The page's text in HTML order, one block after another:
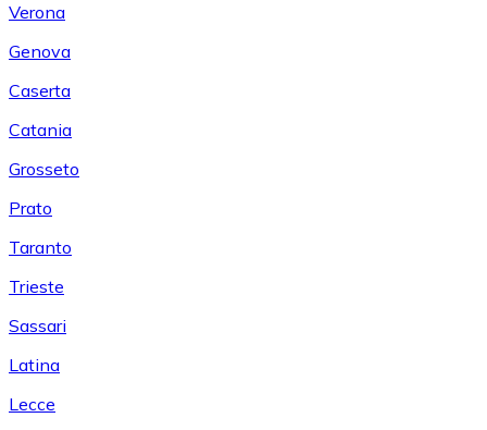
Verona
Genova
Caserta
Catania
Grosseto
Prato
Taranto
Trieste
Sassari
Latina
Lecce